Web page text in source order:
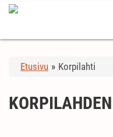
Etusivu » Korpilahti